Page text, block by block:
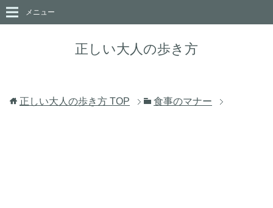
正しい大人の歩き方
メニュー
正しい大人の歩き方 TOP 食事のマナー